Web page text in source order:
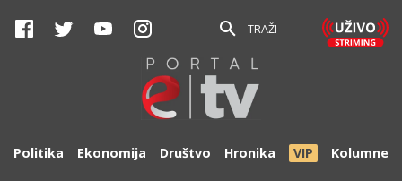
TRAŽI
Politika Ekonomija Društvo Hronika VIP Kolumne